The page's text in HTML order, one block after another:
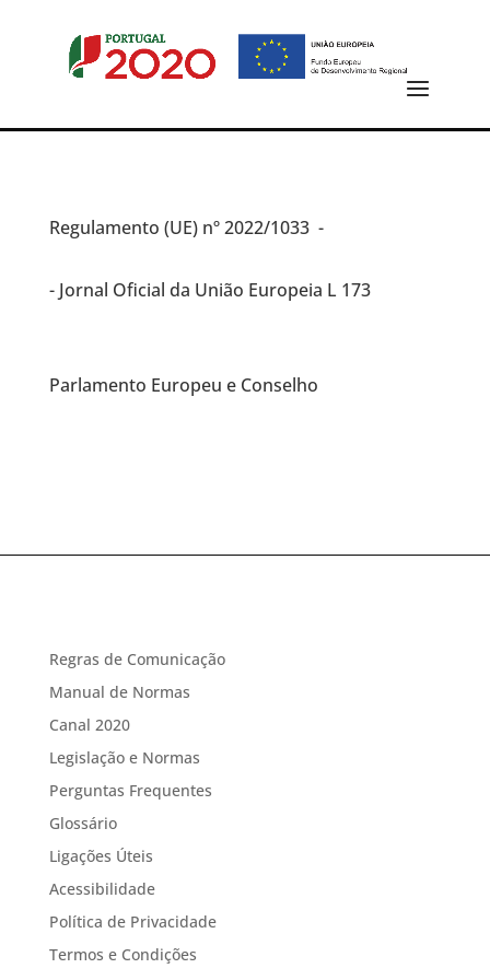
Regulamento (UE) nº 2022/1033 -
- Jornal Oficial da União Europeia L 173
Parlamento Europeu e Conselho
Regras de Comunicação
Manual de Normas
Canal 2020
Legislação e Normas
Perguntas Frequentes
Glossário
Ligações Úteis
Acessibilidade
Política de Privacidade
Termos e Condições